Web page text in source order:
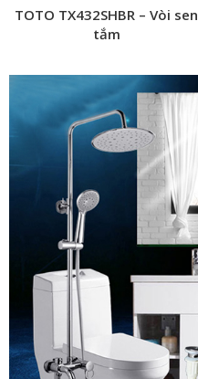
TOTO TX432SHBR – Vòi sen
tắm